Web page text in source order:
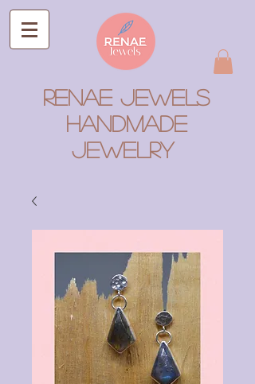
RENAE JEWELS
Handmade
Jewelry